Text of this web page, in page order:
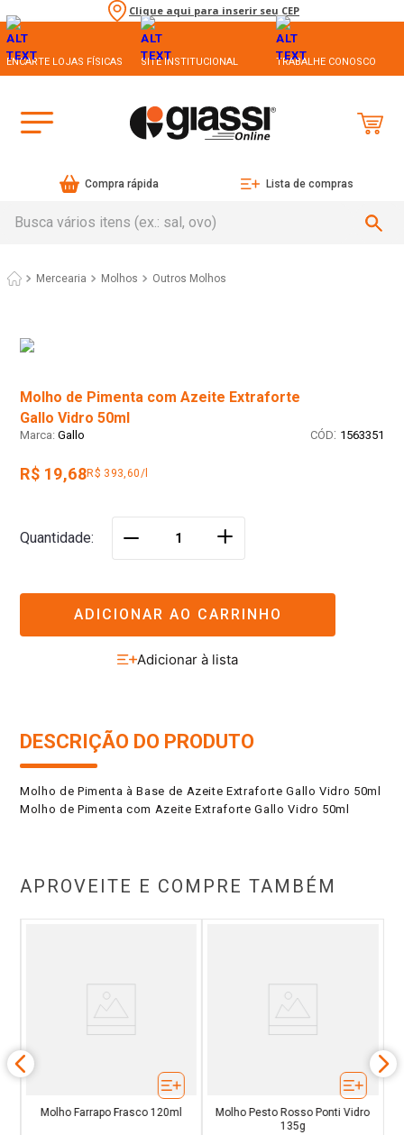
Clique aqui para inserir seu CEP
ENCARTE LOJAS FÍSICAS SITE INSTITUCIONAL TRABALHE CONOSCO
Compra rápida Lista de compras
Mercearia Molhos Outros Molhos
Molho de Pimenta com Azeite Extraforte
Gallo Vidro 50ml
Gallo : 1563351
R$ 19,68R$ 393,60/l
Quantidade ＋
ADICIONAR AO CARRINHO
DESCRIÇÃO DO PRODUTO
Molho de Pimenta à Base de Azeite Extraforte Gallo Vidro 50ml
Molho de Pimenta com Azeite Extraforte Gallo Vidro 50ml
APROVEITE E COMPRE TAMBÉM
Molho Farrapo Frasco 120ml
Molho Pesto Rosso Ponti Vidro
135g